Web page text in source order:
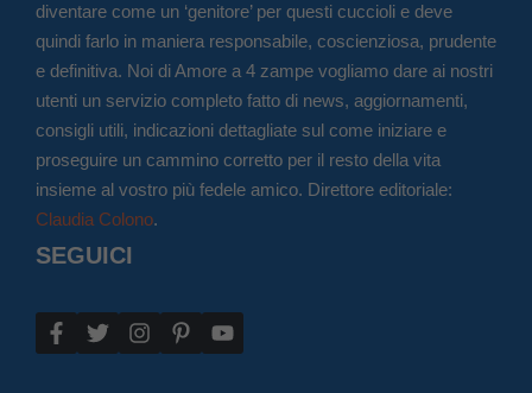
diventare come un ‘genitore’ per questi cuccioli e deve
quindi farlo in maniera responsabile, coscienziosa, prudente
e definitiva. Noi di Amore a 4 zampe vogliamo dare ai nostri
utenti un servizio completo fatto di news, aggiornamenti,
consigli utili, indicazioni dettagliate sul come iniziare e
proseguire un cammino corretto per il resto della vita
insieme al vostro più fedele amico. Direttore editoriale:
Claudia Colono.
SEGUICI